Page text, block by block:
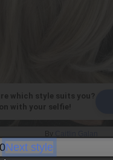
which style suits you?
with your selfie!
Next style